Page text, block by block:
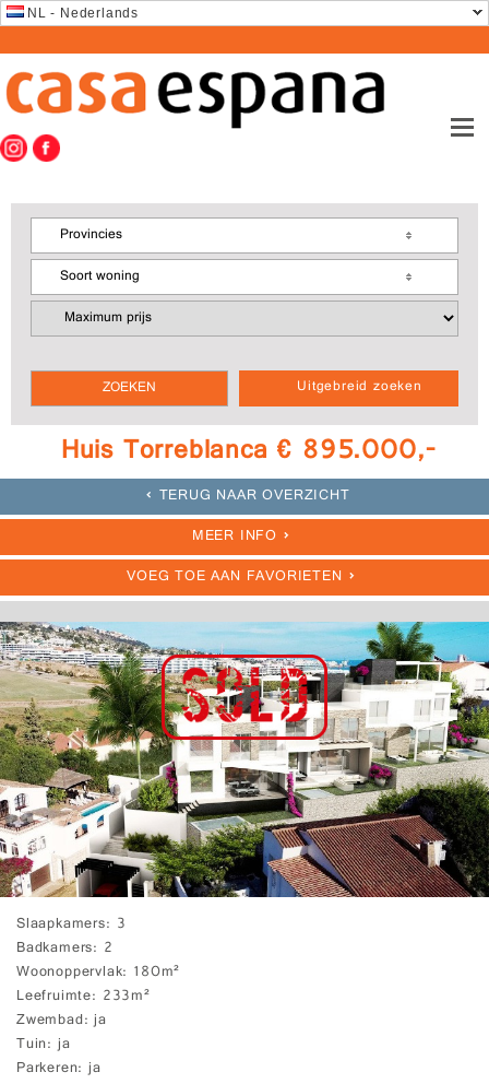
NL - Nederlands
Uitgebreid zoeken
Provincies
Soort woning
Huis Torreblanca € 895.000,-
TERUG NAAR OVERZICHT
MEER INFO
VOEG TOE AAN FAVORIETEN
Slaapkamers 3
Badkamers 2
Woonoppervlak 180m²
Leefruimte 233m²
Zwembad ja
Tuin ja
Parkeren ja